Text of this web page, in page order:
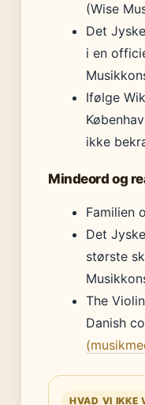
(Wise
Det
i en
Ifølge
ikke
Mindeord og
Familien
Det
største
The
Danish
HVAD VI IKKE